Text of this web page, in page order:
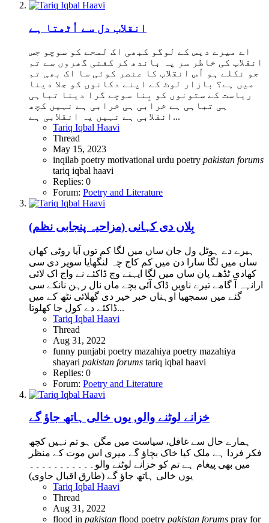
انقلاب دل سے اُٹھتا ہے
اے میرے دیس کے لوگو کبھی اک لمحے کو سوچو جس
انقلاب کی خاطر سر پہ باندھ کر کفنی گھروں سے تم
جو نکلے ہو اُس انقلاب کا عنصر کوئی سا اک بھی تم
میں ہے؟ بازار لوٹ کے اپنے دکانوں کو جلا دینا
ریاست کے ستونوں کو بِنا سوچے گرا دینا تباہی
ہی تباہی ہے خرابی ہی خرابی ہے نہیں کچھ
انقلابی ہے نہیں یہ انقلابی ہے...
Tariq Iqbal Haavi
Thread
May 15, 2023
inqilab poetry motivational urdu poetry pakistan forums
tariq iqbal haavi
Replies: 0
Forum: Poetry and Literature
بِلاں دی کہانی (مزاحیہ پنجابی نظم)
ہیرے دے ہوٹل ول جان ساں میں لگا کم توں آیا روٹی کھان
ساں میں لگا سارا دن میں کم کاج چہ لنگھایا سویر دی سی
کھادی ٹڈھے پان ساں میں لگا ایہنے وچ ڈاکئے نے واج اک لائی
ارانہہ آ گامے تیرے ناویں ڈاک آئی بچے ماں نال رہن نانکے سی
گئے میں سمجھیا اوہناں خبر خیر دی گھلائی نٹھ کے میں
ڈاکئے دے کول جا کھلوتا...
Tariq Iqbal Haavi
Thread
Aug 31, 2022
funny punjabi poetry mazahiya poetry mazahiya
shayari pakistan forums tariq iqbal haavi
Replies: 0
Forum: Poetry and Literature
خزانے لوٹنے والو, یوں خالی ہاتھ جاؤ گے
ہمارے حال سے غافل، سیاست میں مگن ہو تم نہیں کچھ
فکر فردا ہے ملک کیا خاک بچاؤ گے میری اس موت کے منظر
میں بھی پیغام ہے تم کو خزانے لوٹنے والو۔۔۔۔۔۔۔۔۔۔۔
یوں خالی ہاتھ جاؤ گے (طارق اقبال حاوی)
Tariq Iqbal Haavi
Thread
Aug 31, 2022
flood in pakistan flood poetry pakistan forums pray for